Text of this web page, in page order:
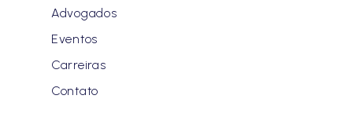
Advogados
Eventos
Carreiras
Contato